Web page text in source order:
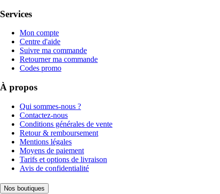
Services
Mon compte
Centre d'aide
Suivre ma commande
Retourner ma commande
Codes promo
À propos
Qui sommes-nous ?
Contactez-nous
Conditions générales de vente
Retour & remboursement
Mentions légales
Moyens de paiement
Tarifs et options de livraison
Avis de confidentialité
Nos boutiques